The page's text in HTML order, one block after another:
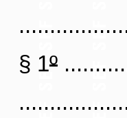
§ 1º